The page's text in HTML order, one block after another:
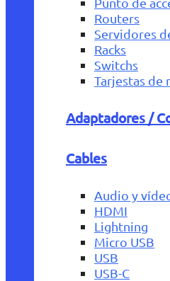
Routers
Servidores
Racks
Switchs
Tarjestas de
Adaptadores /
Cables
Audio y
HDMI
Lightning
Micro USB
USB
USB-C